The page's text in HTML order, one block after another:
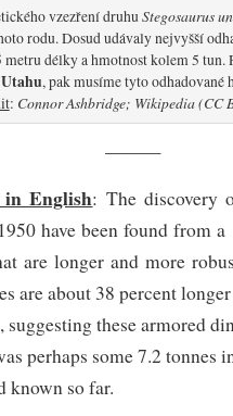
vzezření druhuStegosaurus
rodu. Dosud udávaly nejvyšší
metru délky a hmotnost kolem 5 tun.
, pak musíme tyto odhadované
: Connor Ashbridge; Wikipedia (CC
———
English: The discovery
have been found from a
are longer and more
are about 38 percent
suggesting these armored
perhaps some 7.2 tonnes
known so far.